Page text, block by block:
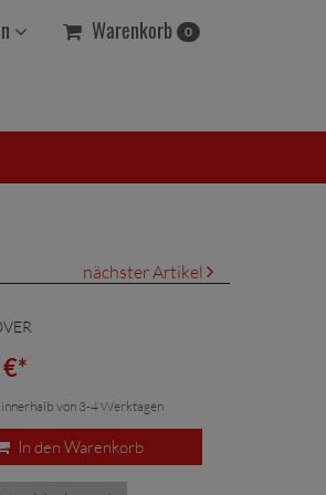
Warenkorb 0
nächster Artikel
von 3-4 Werktagen
In den Warenkorb